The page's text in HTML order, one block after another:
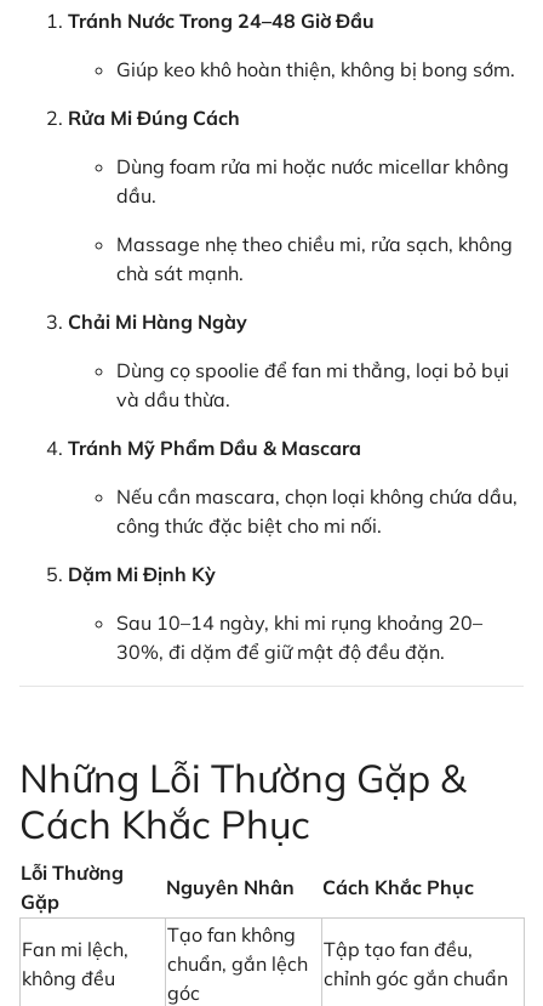
Tránh Nước Trong 24–48 Giờ Đầu
Giúp keo khô hoàn thiện, không bị bong sớm.
Rửa Mi Đúng Cách
Dùng foam rửa mi hoặc nước micellar không
dầu.
Massage nhẹ theo chiều mi, rửa sạch, không
chà sát mạnh.
Chải Mi Hàng Ngày
Dùng cọ spoolie để fan mi thẳng, loại bỏ bụi
và dầu thừa.
Tránh Mỹ Phẩm Dầu & Mascara
Nếu cần mascara, chọn loại không chứa dầu,
công thức đặc biệt cho mi nối.
Dặm Mi Định Kỳ
Sau 10–14 ngày, khi mi rụng khoảng 20–
30%, đi dặm để giữ mật độ đều đặn.
Những Lỗi Thường Gặp &
Cách Khắc Phục
Lỗi Thường
Gặp
Nguyên Nhân Cách Khắc Phục
Fan mi lệch,
không đều
Tạo fan không
chuẩn, gắn lệch
góc
Tập tạo fan đều,
chỉnh góc gắn chuẩn